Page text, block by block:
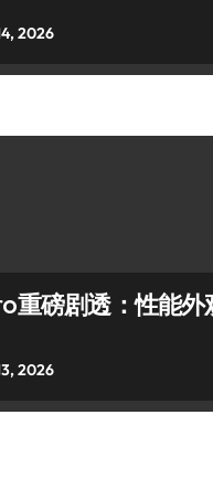
2026
重磅剧透：性能外
2026